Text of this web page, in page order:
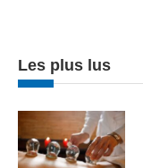
Les plus lus